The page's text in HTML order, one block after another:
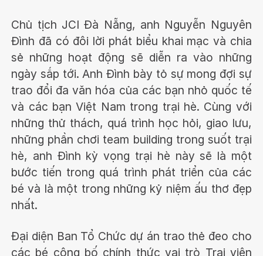
Chủ tịch JCI Đà Nẵng, anh Nguyễn Nguyên
Đình đã có đôi lời phát biểu khai mạc và chia
sẻ những hoạt động sẽ diễn ra vào những
ngày sắp tới. Anh Đình bày tỏ sự mong đợi sự
trao đổi đa văn hóa của các bạn nhỏ quốc tế
và các bạn Việt Nam trong trại hè. Cùng với
những thử thách, quá trình học hỏi, giao lưu,
những phần chơi team building trong suốt trại
hè, anh Đình kỳ vọng trại hè này sẽ là một
bước tiến trong quá trình phát triển của các
bé và là một trong những kỷ niệm ấu thơ đẹp
nhất.
Đại diện Ban Tổ Chức dự án trao thẻ đeo cho
các bé công bố chính thức vai trò Trại viên